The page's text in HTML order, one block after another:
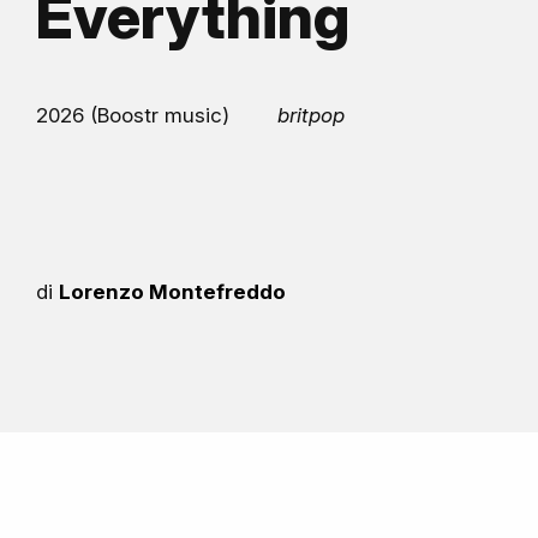
Everything
2026 (Boostr music) britpop
di Lorenzo Montefreddo